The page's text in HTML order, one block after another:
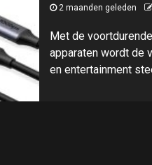
2 maanden geleden
Met de
apparaten wordt de
en entertainment